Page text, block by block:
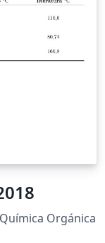
Orgánica